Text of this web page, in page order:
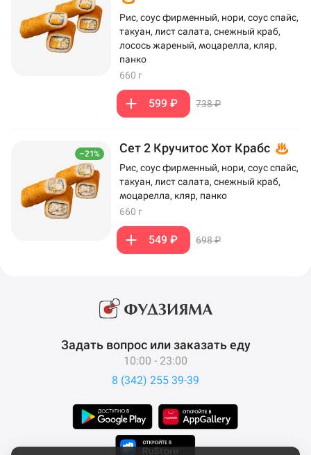
Рис, соус фирменный, нори, соус спайс,
такуан, лист салата, снежный краб,
лосось жареный, моцарелла, кляр,
панко
660 г
599 ₽ 738 ₽
–21% Сет 2 Кручитос Хот Крабс
Рис, соус фирменный, нори, соус спайс,
такуан, лист салата, снежный краб,
моцарелла, кляр, панко
660 г
549 ₽ 698 ₽
Задать вопрос или заказать еду
10:00 - 23:00
8 (342) 255 39-39